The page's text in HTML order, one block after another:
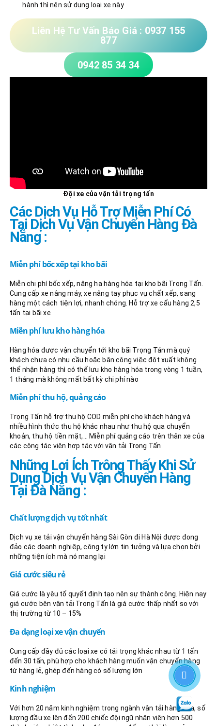
hành thì nên sử dụng loại xe này
Liên Hệ Tư Vấn Báo Giá : 0937 155
877
0942 85 34 34
Đội xe của vận tải trọng tấn
Các Dịch Vụ Hỗ Trợ Miễn Phí Có
Tại Dịch Vụ Vận Chuyển Hàng Đà
Nẵng :
Miễn phí bốc xếp tại kho bãi
Miễn chi phí bốc xếp, nâng hạ hàng hóa tại kho bãi Trọng Tấn.
Cung cấp xe nâng máy, xe nâng tay phục vụ chất xếp, sang
hàng một cách tiện lợi, nhanh chóng. Hỗ trợ xe cẩu hàng 2,5
tấn tại bãi xe
Miễn phí lưu kho hàng hóa
Hàng hóa được vận chuyển tới kho bãi Trọng Tán mà quý
khách chưa có nhu cầu hoặc bận công việc đột xuất không
thể nhận hàng thì có thể lưu kho hàng hóa trong vòng 1 tuần,
1 tháng mà không mất bất kỳ chi phí nào
Miễn phí thu hộ, quảng cáo
Trọng Tấn hỗ trợ thu hộ COD miễn phí cho khách hàng và
nhiều hình thức thu hộ khác nhau như thu hộ qua chuyển
khoản, thu hộ tiền mặt,… Miễn phí quảng cáo trên thân xe của
các cộng tác viên hợp tác với vận tải Trọng Tấn
Những Lợi Ích Trông Thấy Khi Sử
Dụng Dịch Vụ Vận Chuyển Hàng
Tại Đà Nẵng :
Chất lượng dịch vụ tốt nhất
Dịch vụ xe tải vận chuyển hàng Sài Gòn đi Hà Nội được đong
đảo các doanh nghiệp, công ty lớn tin tưởng và lựa chọn bởi
những tiện ích mà nó mang lại
Giá cước siêu rẻ
Giá cước là yêu tố quyết định tạo nên sự thành công. Hiện nay
giá cước bên vận tải Trọng Tấn là giá cước thấp nhất so với
thị trường từ 10 – 15%
Đa dạng loại xe vận chuyển
Cung cấp đầy đủ các loại xe có tải trọng khác nhau từ 1 tấn
đến 30 tấn, phù hợp cho khách hàng muốn vận chuyển hàng
từ hàng lẻ, ghép đến hàng có số lượng lớn
Kinh nghiệm
Với hơn 20 năm kinh nghiệm trong ngành vận tải hàng hóa, số
lượng đầu xe lên đến 200 chiếc đội ngũ nhân viên hơn 500